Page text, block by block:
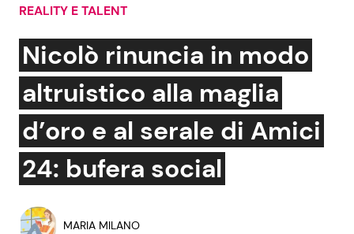
Cerca:
News e Cronaca
Attualità Italiana
Dal Mondo
Economia
Gossip e TV
Bellezze VIP
Coppie VIP
REALITY E TALENT
Nicolò rinuncia in modo
altruistico alla maglia
d’oro e al serale di Amici
24: bufera social
MARIA MILANO